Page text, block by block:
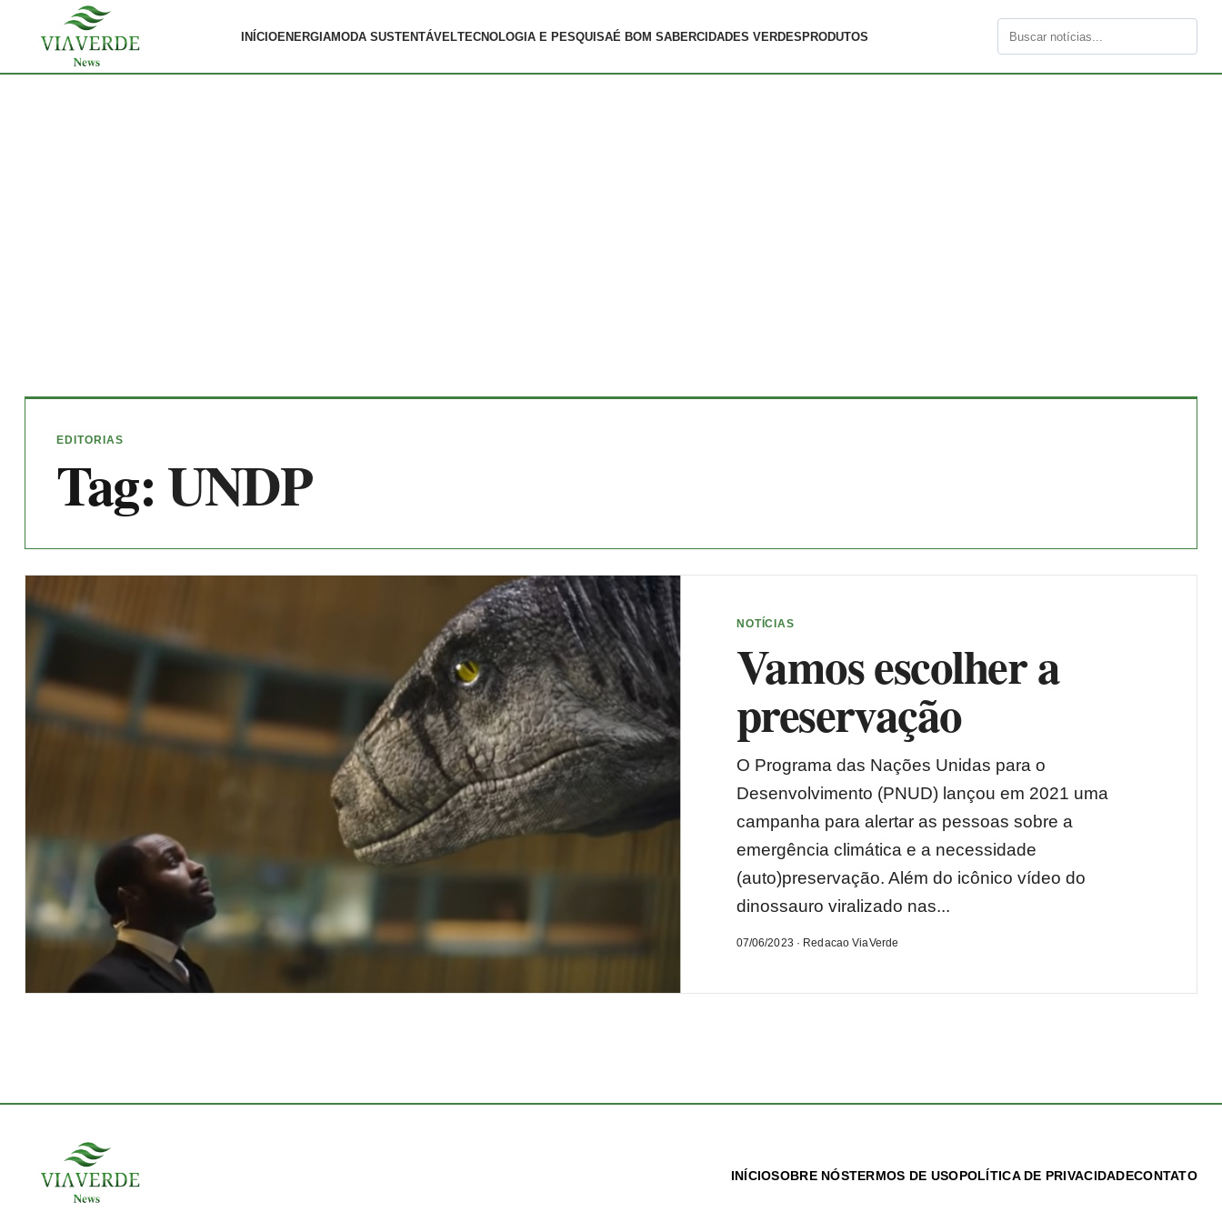
INÍCIOENERGIAMODA SUSTENTÁVELTECNOLOGIA E PESQUISAÉ BOM SABERCIDADES VERDES PRODUTOS
Buscar
EDITORIAS
Tag:UNDP
NOTÍCIAS
Vamos escolher a
preservação
O Programa das Nações Unidas para o
Desenvolvimento (PNUD) lançou em 2021 uma
campanha para alertar as pessoas sobre a
emergência climática e a necessidade
(auto)preservação. Além do icônico vídeo do
dinossauro viralizado nas...
07/06/2023 · Redacao ViaVerde
INÍCIOSOBRE NÓSTERMOS DE USOPOLÍTICA DE PRIVACIDADECONTATO